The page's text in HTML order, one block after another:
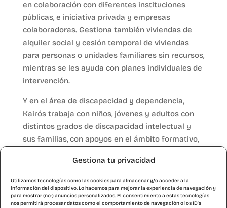
Gestiona tu privacidad
Utilizamos tecnologías como las cookies para almacenar y/o acceder a la
información del dispositivo. Lo hacemos para mejorar la experiencia de navegación y
para mostrar (no-) anuncios personalizados. El consentimiento a estas tecnologías
nos permitirá procesar datos como el comportamiento de navegación o los ID's
en colaboración con diferentes instituciones
públicas, e iniciativa privada y empresas
colaboradoras. Gestiona también viviendas de
alquiler social y cesión temporal de viviendas
para personas o unidades familiares sin recursos,
mientras se les ayuda con planes individuales de
intervención.
Y en el área de discapacidad y dependencia,
Kairós trabaja con niños, jóvenes y adultos con
distintos grados de discapacidad intelectual y
sus familias, con apoyos en el ámbito formativo,
Cuenta con Centro de Día y Centro Ocupacional,
Aula de Adultos, Centro Especial de Empleo
Kentrikes, Proyecto de Integración de Espacios
Escolares de Educación Especial (PIEE), Pisos de